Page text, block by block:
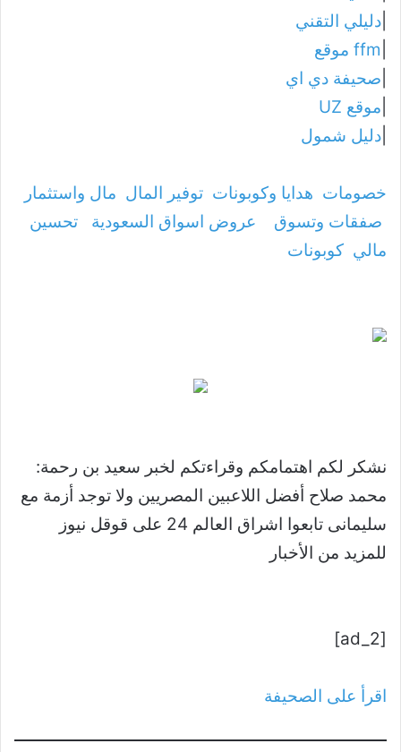
دليلي التقني
ffm موقع
صحيفة دي اي
موقع UZ
دليل شمول
خصومات هدايا وكوبونات توفير المال مال واستثمار
صفقات وتسوق
عروض اسواق السعودية
تحسين
مالي كوبونات
نشكر لكم اهتمامكم وقراءتكم لخبر سعيد بن رحمة:
محمد صلاح أفضل اللاعبين المصريين ولا توجد أزمة مع
سليمانى تابعوا اشراق العالم 24 على قوقل نيوز
للمزيد من الأخبار
[ad_2]
اقرأ على الصحيفة